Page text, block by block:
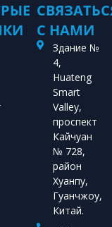
С НАМИ
Здание №
4,
Huateng
Smart
Valley,
проспект
Кайчуан
№ 728,
район
Хуанпу,
Гуанчжоу,
Китай.